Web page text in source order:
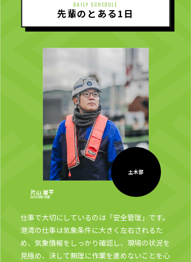
土木部
片山 雄平
KATAYAMA YUHEI
仕事で大切にしているのは「安全管理」です。
港湾の仕事は気象条件に大きく左右されるた
め、気象情報をしっかり確認し、現場の状況を
見極め、決して無理に作業を進めないことを心
DAILY SCHEDULE
先輩のとある1日